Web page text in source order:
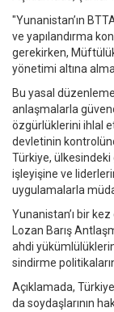
"Yunanistan’ın
ve yapılandırma
gerekirken,
yönetimi altına
Bu yasal
anlaşmalarla
özgürlüklerini ihlal
devletinin
Türkiye, ülkesindeki
işleyişine ve
uygulamalarla
Yunanistan’ı bir
Lozan Barış
ahdi
sindirme
Açıklamada,
da soydaşlarının